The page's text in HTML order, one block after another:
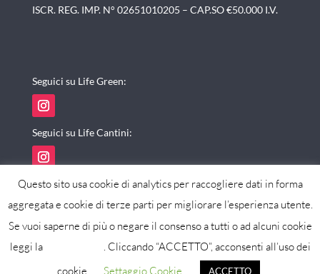
ISCR. REG. IMP. N° 02651010205 – CAP.SO €50.000 I.V.
Seguici su Life Green:
Seguici su Life Cantini:
powered by maxistudio
Questo sito usa cookie di analytics per raccogliere dati in forma
aggregata e cookie di terze parti per migliorare l’esperienza utente.
Se vuoi saperne di più o negare il consenso a tutti o ad alcuni cookie
leggi la
. Cliccando “ACCETTO”, acconsenti all’uso dei
cookie.
Settaggio Cookie ACCETTO